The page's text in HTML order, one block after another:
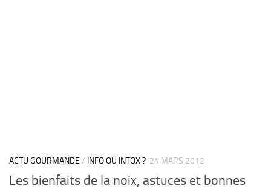
ACTU GOURMANDE / INFO OU INTOX ? 24 MARS 2012
Les bienfaits de la noix, astuces et bonnes